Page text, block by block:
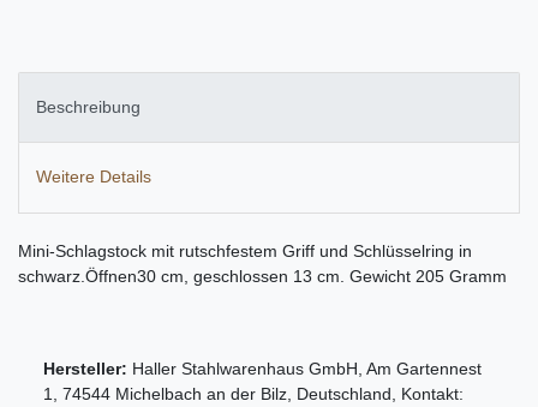
Beschreibung
Weitere Details
Mini-Schlagstock mit rutschfestem Griff und Schlüsselring in
schwarz.Öffnen30 cm, geschlossen 13 cm. Gewicht 205 Gramm
Hersteller: Haller Stahlwarenhaus GmbH Am Gartennest
1
74544 Michelbach an der Bilz Deutschland , Kontakt: